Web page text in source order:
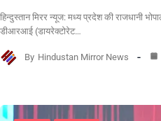
हिन्दुस्तान मिरर न्यूज: मध्य प्रदेश की राजधानी
डीआरआई (डायरेक्टोरेट…
By Hindustan Mirror News